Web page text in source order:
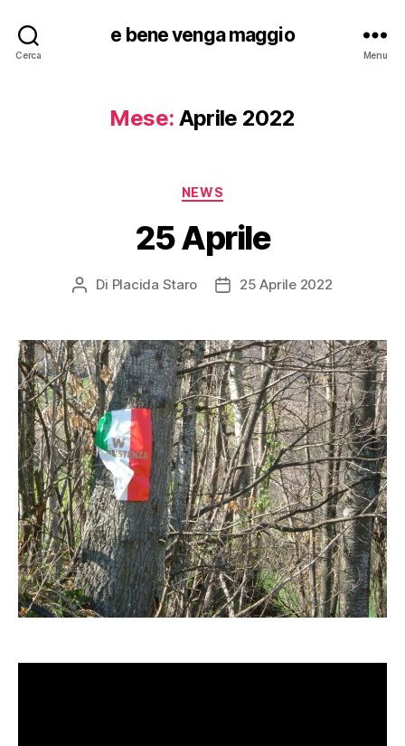
Cerca
e bene venga maggio
Menu
Mese: Aprile 2022
Categorie
NEWS
25 Aprile
Autore
Di Placida Staro
Data25 Aprile 2022